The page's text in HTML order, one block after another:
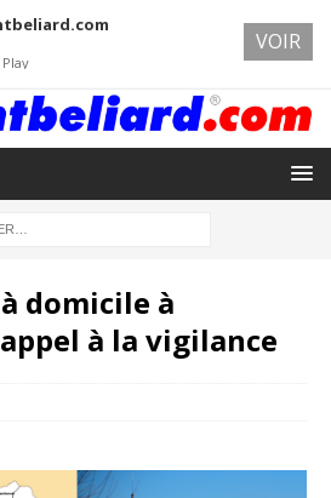
domicile à
à la vigilance
VOIR